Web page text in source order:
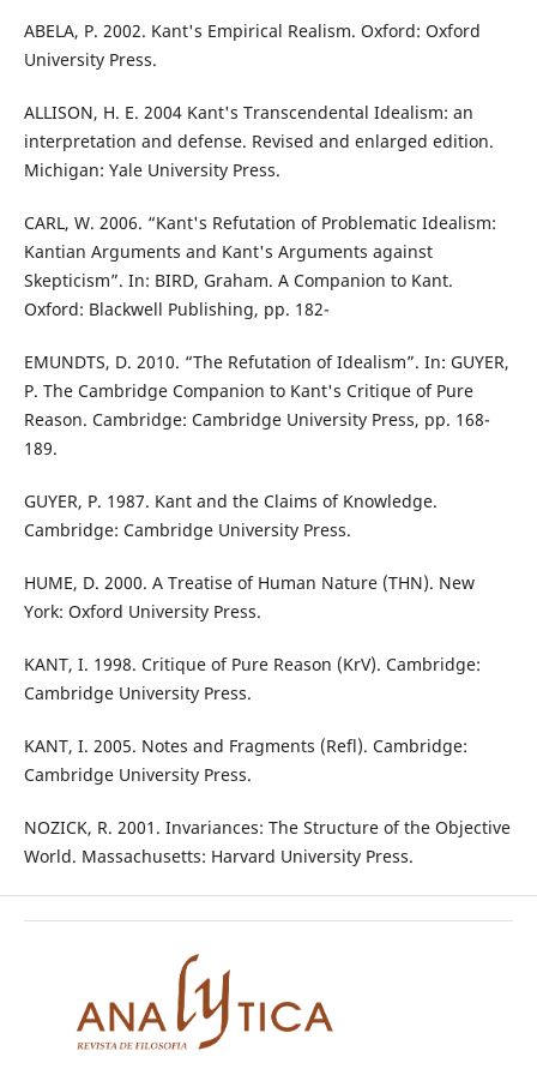
ABELA, P. 2002. Kant's Empirical Realism. Oxford: Oxford
University Press.
ALLISON, H. E. 2004 Kant's Transcendental Idealism: an
interpretation and defense. Revised and enlarged edition.
Michigan: Yale University Press.
CARL, W. 2006. “Kant's Refutation of Problematic Idealism:
Kantian Arguments and Kant's Arguments against
Skepticism”. In: BIRD, Graham. A Companion to Kant.
Oxford: Blackwell Publishing, pp. 182-
EMUNDTS, D. 2010. “The Refutation of Idealism”. In: GUYER,
P. The Cambridge Companion to Kant's Critique of Pure
Reason. Cambridge: Cambridge University Press, pp. 168-
189.
GUYER, P. 1987. Kant and the Claims of Knowledge.
Cambridge: Cambridge University Press.
HUME, D. 2000. A Treatise of Human Nature (THN). New
York: Oxford University Press.
KANT, I. 1998. Critique of Pure Reason (KrV). Cambridge:
Cambridge University Press.
KANT, I. 2005. Notes and Fragments (Refl). Cambridge:
Cambridge University Press.
NOZICK, R. 2001. Invariances: The Structure of the Objective
World. Massachusetts: Harvard University Press.